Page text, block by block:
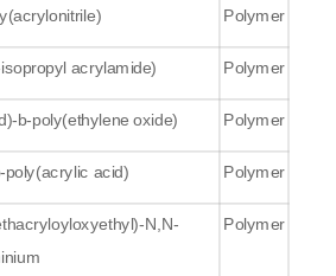
Polymer
acrylamide) Polymer
b-poly(ethylene oxide) Polymer
poly(acrylic acid) Polymer
N,N-
Polymer